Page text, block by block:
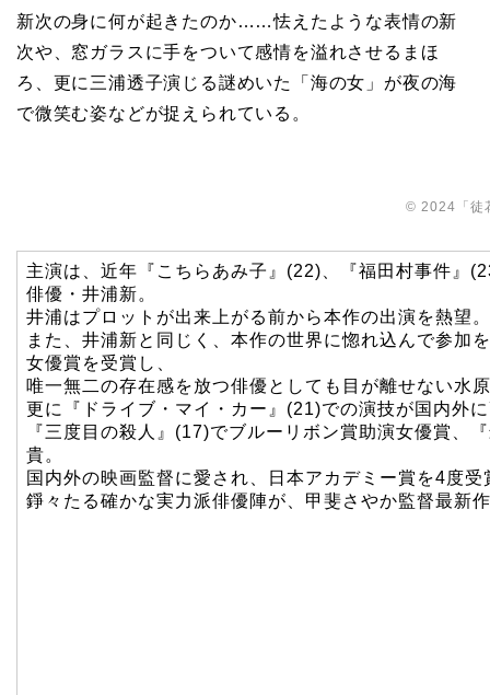
新次の身に何が起きたのか……怯えたような表情の新
次や、窓ガラスに手をついて感情を溢れさせるまほ
ろ、更に三浦透子演じる謎めいた「海の女」が夜の海
で微笑む姿などが捉えられている。
© 2024「徒
主演は、近年『こちらあみ子』(22)、『福田村事件』
俳優・井浦新。
井浦はプロットが出来上がる前から本作の出演を熱望。
また、井浦新と同じく、本作の世界に惚れ込んで参加
女優賞を受賞し、
唯一無二の存在感を放つ俳優としても目が離せない水
更に『ドライブ・マイ・カー』(21)での演技が国内外
『三度目の殺人』(17)でブルーリボン賞助演女優賞、
貴。
国内外の映画監督に愛され、日本アカデミー賞を4度
錚々たる確かな実力派俳優陣が、甲斐さやか監督最新